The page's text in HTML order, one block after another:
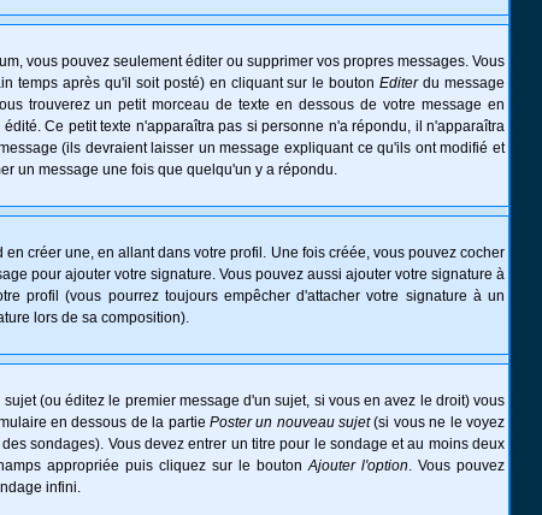
vous pouvez seulement éditer ou supprimer vos propres messages. Vous
temps après qu'il soit posté) en cliquant sur le boutonEditerdu message
trouverez un petit morceau de texte en dessous de votre message en
Ce petit texte n'apparaîtra pas si personne n'a répondu, il n'apparaîtra
(ils devraient laisser un message expliquant ce qu'ils ont modifié et
un message une fois que quelqu'un y a répondu.
créer une, en allant dans votre profil. Une fois créée, vous pouvez cocher
pour ajouter votre signature. Vous pouvez aussi ajouter votre signature à
profil (vous pourrez toujours empêcher d'attacher votre signature à un
lors de sa composition).
(ou éditez le premier message d'un sujet, si vous en avez le droit) vous
en dessous de la partie Poster un nouveau sujet(si vous ne le voyez
sondages). Vous devez entrer un titre pour le sondage et au moins deux
appropriée puis cliquez sur le boutonAjouter l'option. Vous pouvez
infini.